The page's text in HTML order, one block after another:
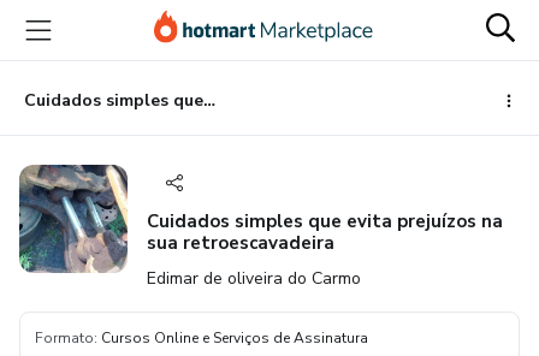
para
conteúdo
principal
para
pagamento
para
rodapé
Cuidados simples que evita prejuízos na sua retroescavadeira
Cuidados simples que evita prejuízos na
sua retroescavadeira
Edimar de oliveira do Carmo
Formato: Cursos Online e Serviços de Assinatura